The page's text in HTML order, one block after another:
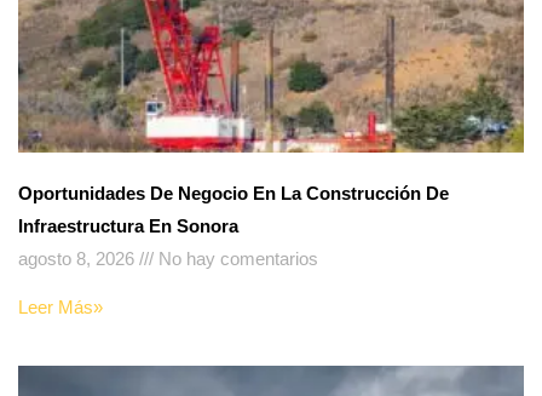
Oportunidades De Negocio En La Construcción De
Infraestructura En Sonora
agosto 8, 2026
No hay comentarios
Leer Más»